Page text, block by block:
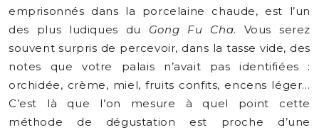
emprisonnés dans la porcelaine chaude, est l’un
des plus ludiques du Gong Fu Cha. Vous serez
souvent surpris de percevoir, dans la tasse vide, des
notes que votre palais n’avait pas identifiées :
orchidée, crème, miel, fruits confits, encens léger…
C’est là que l’on mesure à quel point cette
méthode de dégustation est proche d’une